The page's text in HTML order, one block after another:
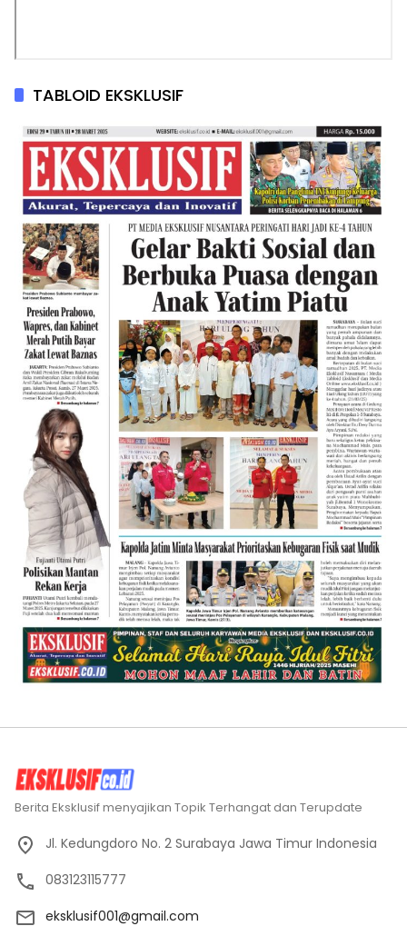
TABLOID EKSKLUSIF
Berita Eksklusif menyajikan Topik Terhangat dan Terupdate
Jl. Kedungdoro No. 2 Surabaya Jawa Timur Indonesia
083123115777
eksklusif001@gmail.com